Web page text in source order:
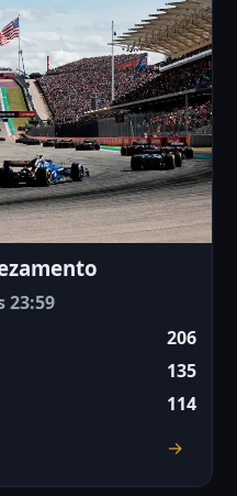
23:59
206
135
114
→